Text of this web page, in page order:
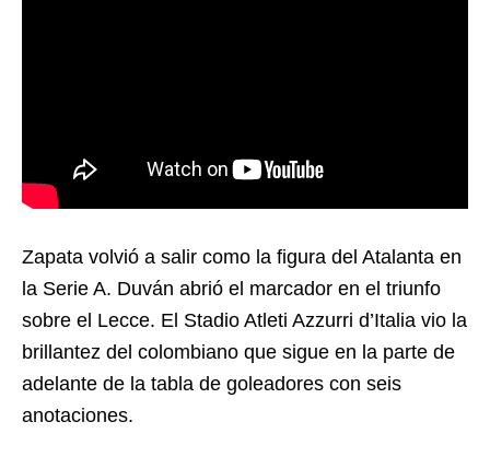
Zapata volvió a salir como la figura del Atalanta en
la Serie A. Duván abrió el marcador en el triunfo
sobre el Lecce. El Stadio Atleti Azzurri d’Italia vio la
brillantez del colombiano que sigue en la parte de
adelante de la tabla de goleadores con seis
anotaciones.